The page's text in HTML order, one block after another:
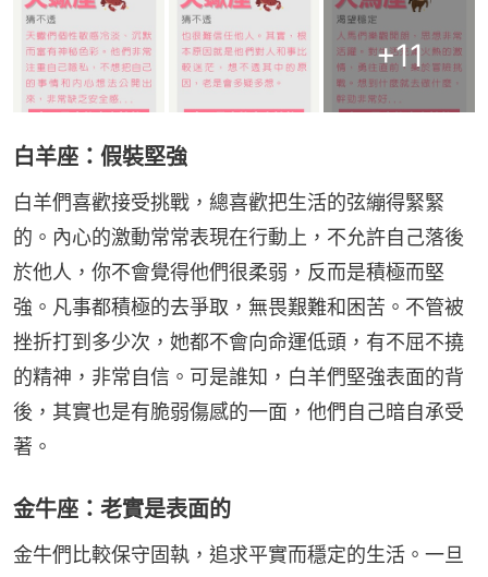
+11
白羊座：假裝堅強
白羊們喜歡接受挑戰，總喜歡把生活的弦繃得緊緊
的。內心的激動常常表現在行動上，不允許自己落後
於他人，你不會覺得他們很柔弱，反而是積極而堅
強。凡事都積極的去爭取，無畏艱難和困苦。不管被
挫折打到多少次，她都不會向命運低頭，有不屈不撓
的精神，非常自信。可是誰知，白羊們堅強表面的背
後，其實也是有脆弱傷感的一面，他們自己暗自承受
著。
金牛座：老實是表面的
金牛們比較保守固執，追求平實而穩定的生活。一旦